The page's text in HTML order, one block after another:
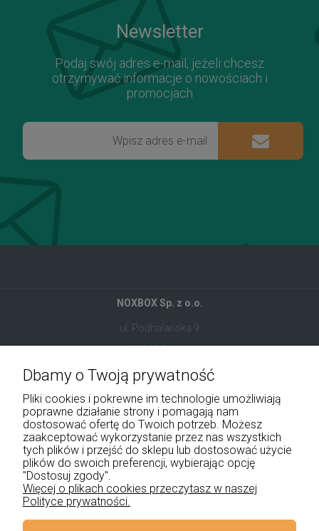
Newsletter
Podaj swój adres e-mail, jeżeli chcesz
otrzymywać informacje o nowościach i
promocjach
NOXBOX Sp. z o.o.
ul. Podhalańska 9
41-907 Bytom
+48 534 555 344
sklep@noxbox.pl
Pomoc
Płatności i dostawa
Dbamy o Twoją prywatność
Pliki cookies i pokrewne im technologie umożliwiają
poprawne działanie strony i pomagają nam
dostosować ofertę do Twoich potrzeb. Możesz
zaakceptować wykorzystanie przez nas wszystkich
tych plików i przejść do sklepu lub dostosować użycie
plików do swoich preferencji, wybierając opcję
"Dostosuj zgody".
Więcej o plikach cookies przeczytasz w naszej
Polityce prywatności.